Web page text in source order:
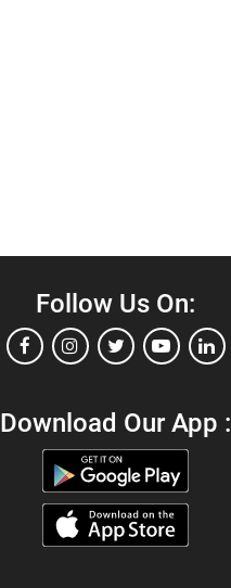
Follow Us On:
Download Our App :